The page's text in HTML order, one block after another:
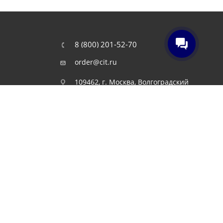
8 (800) 201-52-70
order@cit.ru
109462, г. Москва, Волгоградский